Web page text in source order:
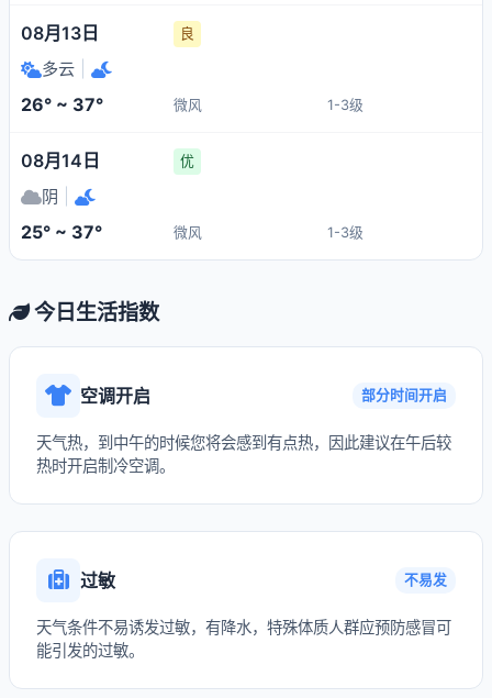
08月13日 良
多云
26° ~ 37° 微风 1-3级
08月14日 优
阴
25° ~ 37° 微风 1-3级
今日生活指数
空调开启 部分时间开启
天气热，到中午的时候您将会感到有点热，因此建议在午后较
热时开启制冷空调。
过敏 不易发
天气条件不易诱发过敏，有降水，特殊体质人群应预防感冒可
能引发的过敏。